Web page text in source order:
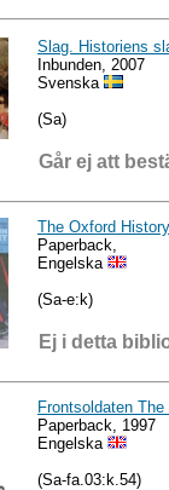
Slag. Historiens
Inbunden, 2007
Svenska
(Sa)
Går ej att
The Oxford
Paperback,
Engelska
(Sa-e:k)
Ej i detta
Frontsoldaten
Paperback, 1997
Engelska
(Sa-fa.03:k.54)